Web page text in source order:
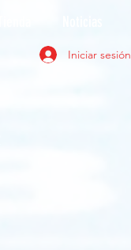
Iniciar sesión